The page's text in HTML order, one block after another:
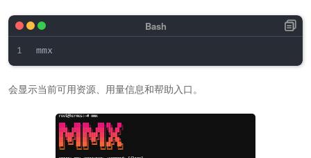
会显示当前可用资源、用量信息和帮助入口。